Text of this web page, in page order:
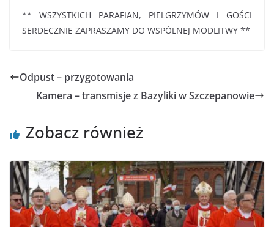
** WSZYSTKICH PARAFIAN, PIELGRZYMÓW I GOŚCI
SERDECZNIE ZAPRASZAMY DO WSPÓLNEJ MODLITWY **
Odpust – przygotowania
Kamera – transmisje z Bazyliki w Szczepanowie
Zobacz również